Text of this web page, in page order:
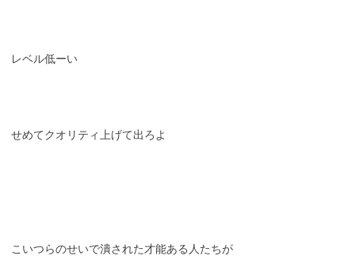
レベル低ーい
せめてクオリティ上げて出ろよ
こいつらのせいで潰された才能ある人たちが